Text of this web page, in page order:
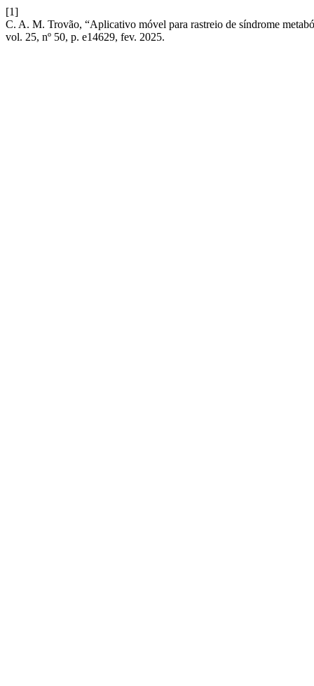
[1]
C. A. M. Trovão, “Aplicativo móvel para rastreio de síndrome
vol. 25, nº 50, p. e14629, fev. 2025.